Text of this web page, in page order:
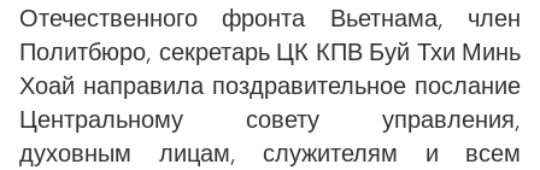
Отечественного фронта Вьетнама, член
Политбюро, секретарь ЦК КПВ Буй Тхи Минь
Хоай направила поздравительное послание
Центральному совету управления,
духовным лицам, служителям и всем